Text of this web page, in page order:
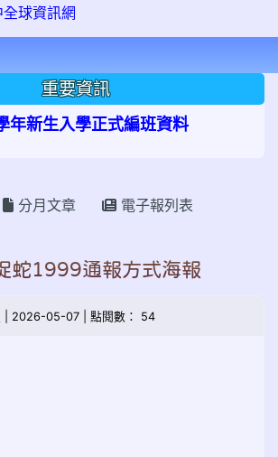
重要資訊
年新生入學正式編班資料
分月文章 電子報列表
蛇1999通報方式海報
| 2026-05-07 | 點閱數： 54